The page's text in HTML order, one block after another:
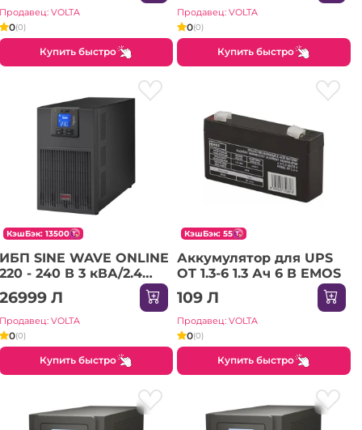
Продавец: VOLTA
0(0)
Купить быстро
Продавец: VOLTA
0(0)
Купить быстро
КэшБэк: 13500
ИБП SINE WAVE ONLINE
220 - 240 В 3 кВА/2.4
кВт Schneider-Electric
26999 Л
Продавец: VOLTA
0(0)
Купить быстро
КэшБэк: 55
Аккумулятор для UPS
OT 1.3-6 1.3 Ач 6 В EMOS
109 Л
Продавец: VOLTA
0(0)
Купить быстро